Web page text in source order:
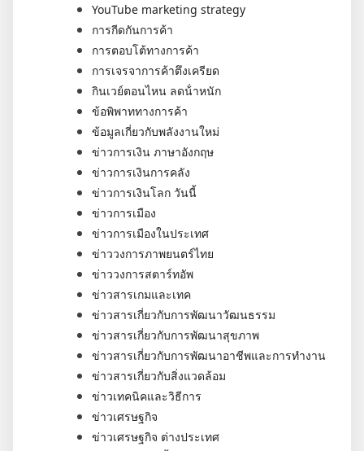
YouTube marketing strategy
การกีดกันการค้า
การตอบโต้ทางการค้า
การเจรจาการค้าตึงเครียด
กินเวย์ตอนไหน ลดน้ําหนัก
ข้อพิพาททางการค้า
ข้อมูลเกี่ยวกับพลังงานใหม่
ข่าวการเงิน ภาษาอังกฤษ
ข่าวการเงินการคลัง
ข่าวการเงินโลก วันนี้
ข่าวการเมือง
ข่าวการเมืองในประเทศ
ข่าววงการภาพยนตร์ไทย
ข่าววงการสตาร์ทอัพ
ข่าวสารเกมและเทค
ข่าวสารเกี่ยวกับการพัฒนาวัฒนธรรม
ข่าวสารเกี่ยวกับการพัฒนาสุขภาพ
ข่าวสารเกี่ยวกับการพัฒนาอาชีพและการทำงาน
ข่าวสารเกี่ยวกับสิ่งแวดล้อม
ข่าวเทคนิคและวิธีการ
ข่าวเศรษฐกิจ
ข่าวเศรษฐกิจ ต่างประเทศ